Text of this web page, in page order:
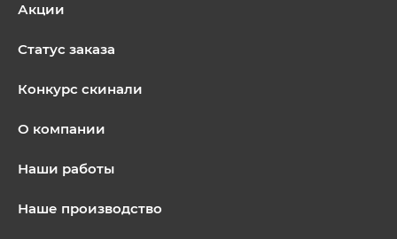
Акции
Статус заказа
Конкурс скинали
О компании
Наши работы
Наше производство